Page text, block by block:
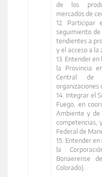
de los
mercados de
12. Participar
seguimiento
tendientes a
y el acceso a la
13. Entender
la Provincia
Central de
organizaciones
14. Integrar el
Fuego, en
Ambiente y de
competencias,
Federal de
15. Entender
la
Bonaerense
Colorado).